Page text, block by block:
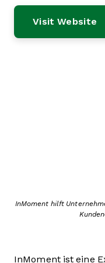
Visit Website
InMoment hilft
InMoment ist eine